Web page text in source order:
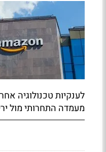
לענקיות טכנולוגיה
מעמדה התחרותי מול